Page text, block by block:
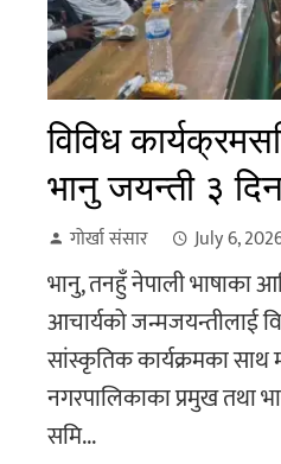
विविध
भानु जयन्ती ३
गोर्खा संसार July 6,
भानु, तनहुँ नेपाली भाषाका
आचार्यको जन्मजयन्तीलाई
सांस्कृतिक कार्यक्रमका
नगरपालिकाका प्रमुख तथा
समि...